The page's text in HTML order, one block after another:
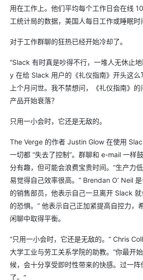
用在工作上。他们平均每个工作日会在线
工统计局的数据，美国人每日工作或睡眠时
对于工作群聊的狂热已经开始冷却了。
“Slack 有时真是吵得不行，一堆人无休止
y 在给 Slack 用户的《礼仪指南》开头这么
上个月问世。我不禁想问，《礼仪指南》
产品开始衰落？
只用一小会时，它还是无敌的。
The Verge 的作者 Justin Glow 在使用
一切都 “失去了控制”。群聊和 e-mail 一
分有趣，但可能会浪费宝贵时间。“生产力
易觉得自己效率很高。” Brendan O’ Neil
的销售部员，他表示自己一旦离开 Slack
的恐惧。” 他表示自己正加紧提高自控力，
闲聊中取得平衡。
“只用一小会时，它还是无敌的。” Chris
大学工业与劳工关系学院的助教。“你最开
候，会十分享受即时性带来的快感。过一阵
了。”